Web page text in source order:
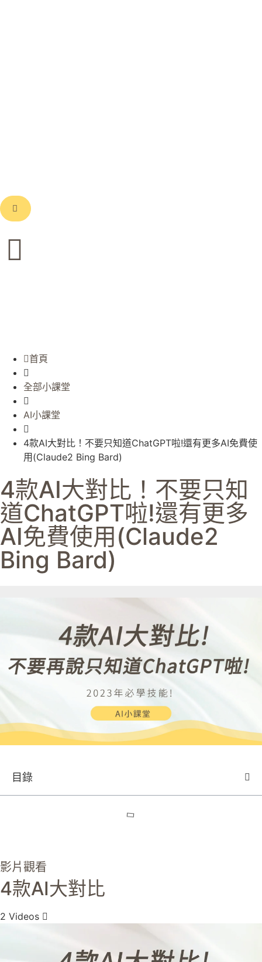
首頁
全部小課堂
AI小課堂
4款AI大對比！不要只知道ChatGPT啦!還有更多AI免費使
用(Claude2 Bing Bard)
4款AI大對比！不要只知
道ChatGPT啦!還有更多
AI免費使用(Claude2
Bing Bard)
目錄
影片觀看
4款AI大對比
2 Videos